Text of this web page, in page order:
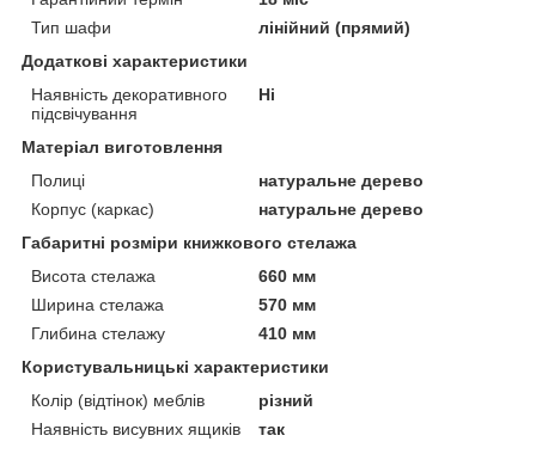
Тип шафи
лінійний (прямий)
Додаткові характеристики
Наявність декоративного
підсвічування
Ні
Матеріал виготовлення
Полиці
натуральне дерево
Корпус (каркас)
натуральне дерево
Габаритні розміри книжкового стелажа
Висота стелажа
660 мм
Ширина стелажа
570 мм
Глибина стелажу
410 мм
Користувальницькі характеристики
Колір (відтінок) меблів
різний
Наявність висувних ящиків
так